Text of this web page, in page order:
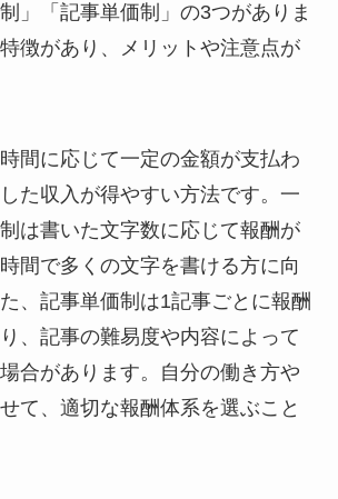
」「記事単価制」の3つがありま
徴があり、メリットや注意点が
間に応じて一定の金額が支払わ
た収入が得やすい方法です。一
は書いた文字数に応じて報酬が
間で多くの文字を書ける方に向
、記事単価制は1記事ごとに報酬
、記事の難易度や内容によって
合があります。自分の働き方や
て、適切な報酬体系を選ぶこと